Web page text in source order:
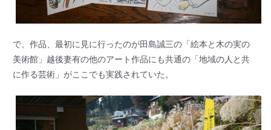
で、作品、最初に見に行ったのが田島誠三の「絵本と木の実の
美術館」越後妻有の他のアート作品にも共通の「地域の人と共
に作る芸術」がここでも実践されていた。